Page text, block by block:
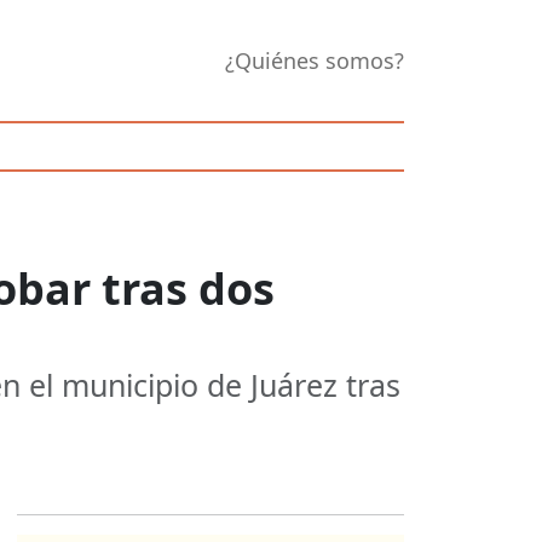
¿Quiénes somos?
tras dos
el municipio de Juárez tras